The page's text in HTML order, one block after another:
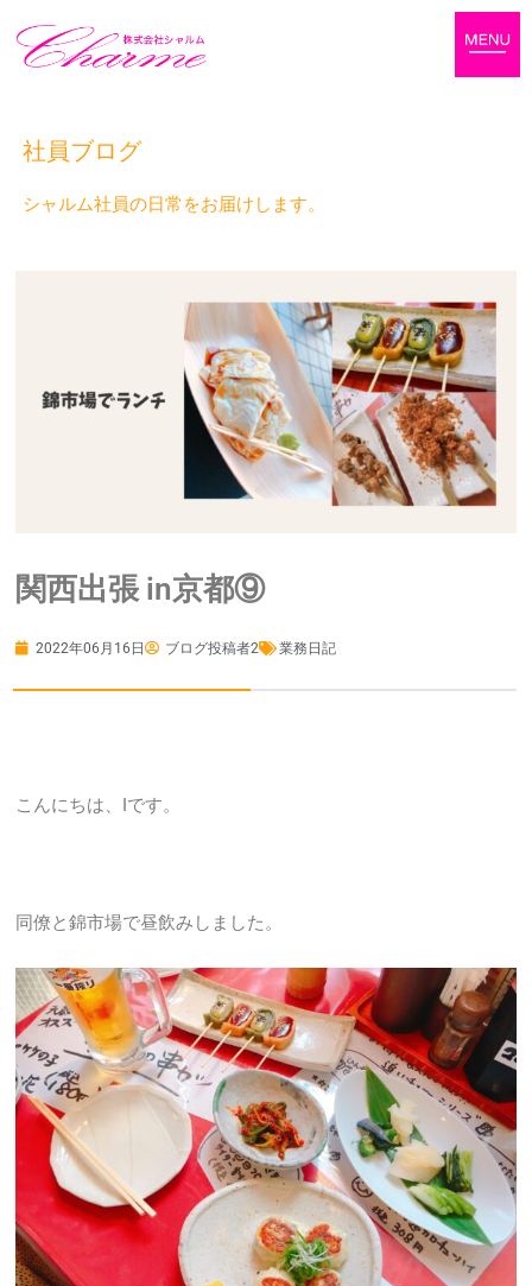
社員ブログ
シャルム社員の日常をお届けします。
関西出張 in京都⑨
2022年06月16日 ブログ投稿者2 業務日記
こんにちは、Iです。
同僚と錦市場で昼飲みしました。